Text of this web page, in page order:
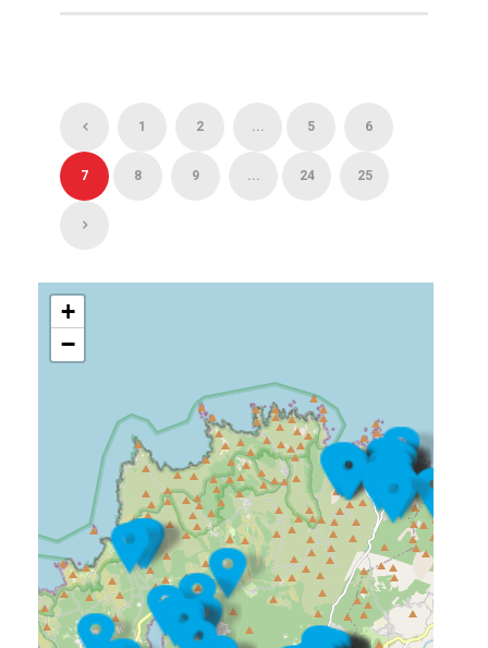
1 2 ... 5 6
7 8 9 ... 24 25
+
−